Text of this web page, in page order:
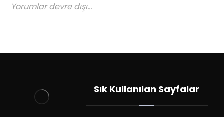
Yorumlar devre dışı...
Sık Kullanılan Sayfalar